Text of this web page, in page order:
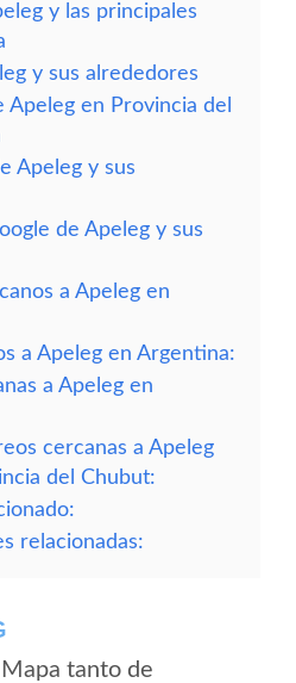
y las principales
y sus alrededores
Apeleg en Provincia del
Apeleg y sus
de Apeleg y sus
a Apeleg en
a Apeleg en Argentina:
a Apeleg en
cercanas a Apeleg
del Chubut:
relacionadas:
tanto de